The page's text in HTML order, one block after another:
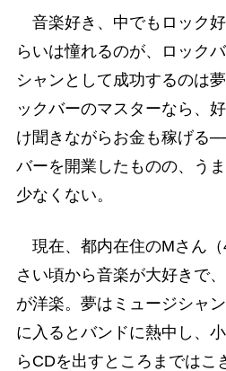
音楽好き、中でもロック
らいは憧れるのが、ロック
シャンとして成功するのは
ックバーのマスターなら、
け聞きながらお金も稼げる
バーを開業したものの、う
少なくない。
現在、都内在住のMさん
さい頃から音楽が大好きで
が洋楽。夢はミュージシャ
に入るとバンドに熱中し、
らCDを出すところまではこ